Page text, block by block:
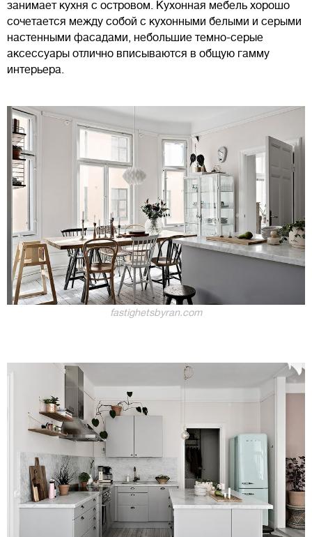
занимает кухня с островом. Кухонная мебель хорошо
сочетается между собой с кухонными белыми и серыми
настенными фасадами, небольшие темно-серые
аксессуары отлично вписываются в общую гамму
интерьера.
fastighetsbyran.com